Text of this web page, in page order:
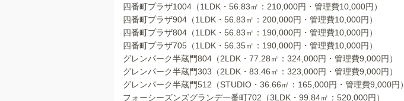
四番町プラザ1004（1LDK・56.83㎡：210,000円・管理費10,000円）
四番町プラザ904（1LDK・56.83㎡：200,000円・管理費10,000円）
四番町プラザ804（1LDK・56.83㎡：190,000円・管理費10,000円）
四番町プラザ705（1LDK・56.35㎡：190,000円・管理費10,000円）
グレンパーク半蔵門804（2LDK・77.28㎡：324,000円・管理費9,000円）
グレンパーク半蔵門303（2LDK・83.46㎡：323,000円・管理費9,000円）
グレンパーク半蔵門512（STUDIO・36.66㎡：165,000円・管理費9,000円）
フォーシーズンズグランデ一番町702（3LDK・99.84㎡：520,000円）